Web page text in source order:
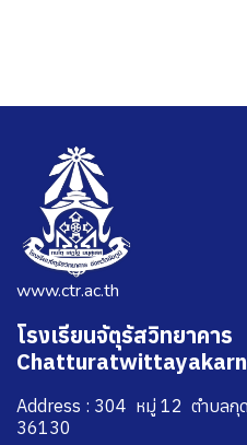
www.ctr.ac.th
โรงเรียนจัตุรัสวิทยาคาร
Address : 304 หมู่ 12 ตำบลกุ
36130